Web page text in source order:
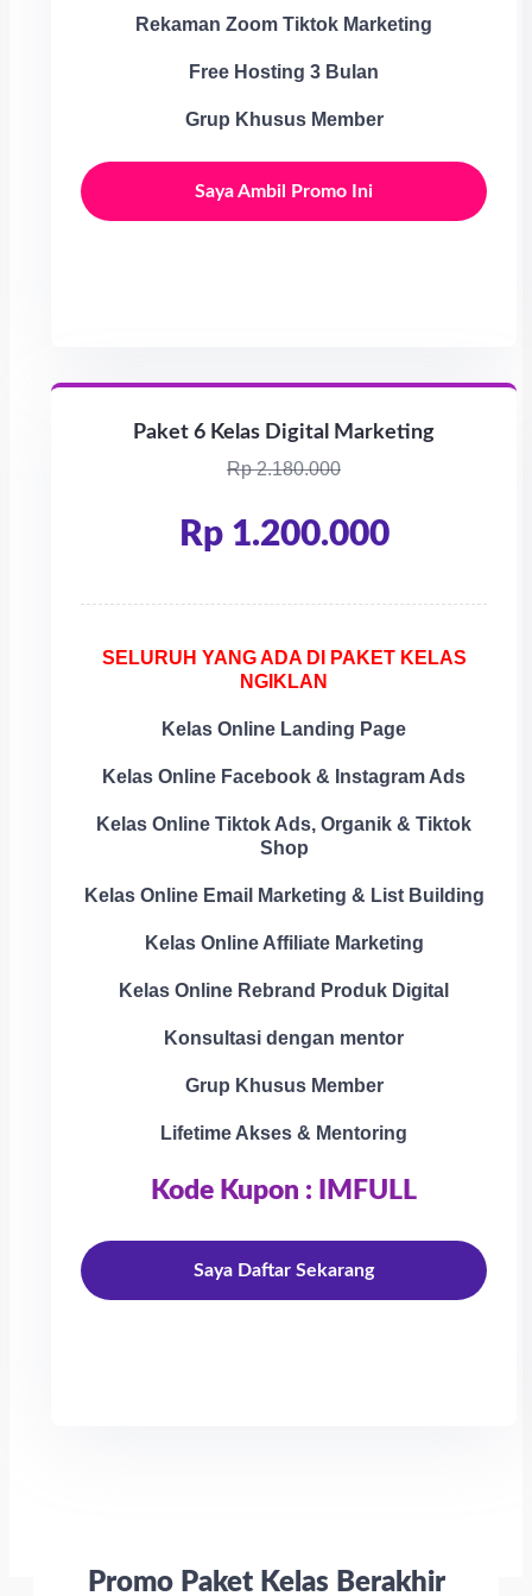
Rekaman Zoom Tiktok Marketing
Free Hosting 3 Bulan
Grup Khusus Member
Saya Ambil Promo Ini
Paket 6 Kelas Digital Marketing
Rp 2.180.000
Rp 1.200.000
SELURUH YANG ADA DI PAKET KELAS
NGIKLAN
Kelas Online Landing Page
Kelas Online Facebook & Instagram Ads
Kelas Online Tiktok Ads, Organik & Tiktok
Shop
Kelas Online Email Marketing & List Building
Kelas Online Affiliate Marketing
Kelas Online Rebrand Produk Digital
Konsultasi dengan mentor
Grup Khusus Member
Lifetime Akses & Mentoring
Kode Kupon : IMFULL
Saya Daftar Sekarang
Promo Paket Kelas Berakhir